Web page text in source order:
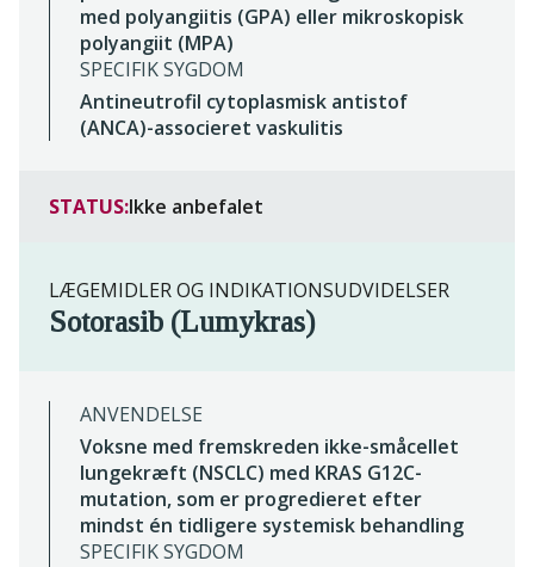
med polyangiitis (GPA) eller mikroskopisk
polyangiit (MPA)
SPECIFIK SYGDOM
Antineutrofil cytoplasmisk antistof
(ANCA)-associeret vaskulitis
STATUS:Ikke anbefalet
LÆGEMIDLER OG INDIKATIONSUDVIDELSER
Sotorasib (Lumykras)
ANVENDELSE
Voksne med fremskreden ikke-småcellet
lungekræft (NSCLC) med KRAS G12C-
mutation, som er progredieret efter
mindst én tidligere systemisk behandling
SPECIFIK SYGDOM